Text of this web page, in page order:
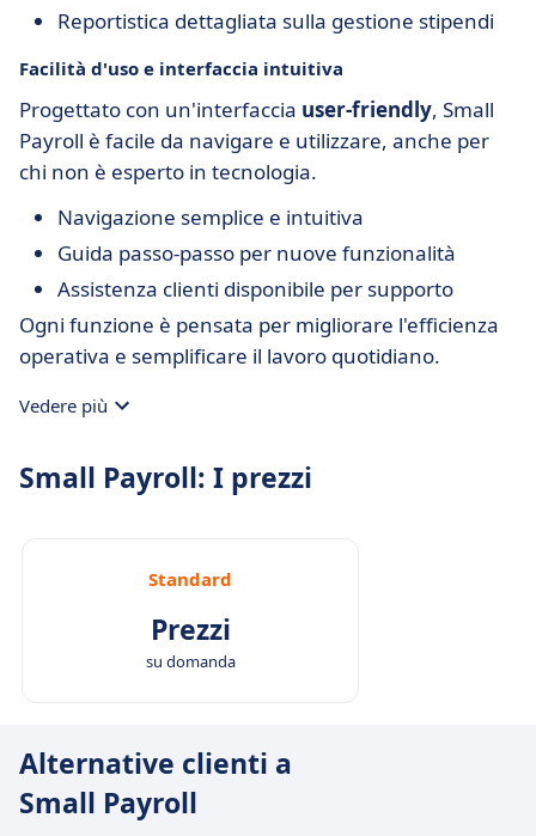
Reportistica dettagliata sulla gestione stipendi
Facilità d'uso e interfaccia intuitiva
Progettato con un'interfaccia user-friendly, Small
Payroll è facile da navigare e utilizzare, anche per
chi non è esperto in tecnologia.
Navigazione semplice e intuitiva
Guida passo-passo per nuove funzionalità
Assistenza clienti disponibile per supporto
Ogni funzione è pensata per migliorare l'efficienza
operativa e semplificare il lavoro quotidiano.
Vedere più
Small Payroll: I prezzi
Standard
Prezzi
su domanda
Alternative clienti a
Small Payroll